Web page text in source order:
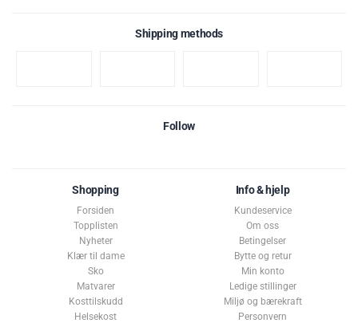
Shipping methods
Follow
Shopping
Forsiden
Topplisten
Nyheter
Klær til dame
Sko
Matvarer
Kosttilskudd
Helsekost
Info & hjelp
Kundeservice
Om oss
Betingelser
Bytte og retur
Min konto
Ledige stillinger
Miljø og bærekraft
Personvern